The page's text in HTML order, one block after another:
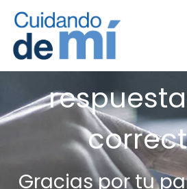
Site Logo
2 de
Gracias por tu